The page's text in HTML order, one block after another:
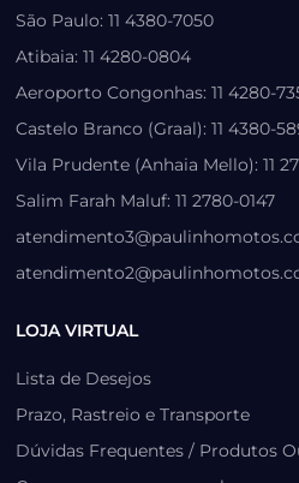
São Paulo: 11 4380-7050
Atibaia: 11 4280-0804
Aeroporto Congonhas: 11 4280-
Castelo Branco (Graal): 11 4380-
Vila Prudente (Anhaia Mello): 11
Salim Farah Maluf: 11 2780-0147
LOJA VIRTUAL
Lista de Desejos
Prazo, Rastreio e Transporte
Dúvidas Frequentes / Produtos